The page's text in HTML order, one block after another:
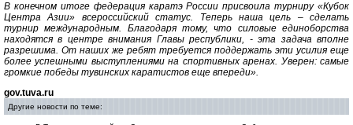
В конечном итоге федерация каратэ России присвоила турниру «Кубок
Центра Азии» всероссийский статус. Теперь наша цель – сделать
турнир международным. Благодаря тому, что силовые единоборства
находятся в центре внимания Главы республики, - эта задача вполне
разрешима. От наших же ребят требуется поддержать эти усилия еще
более успешными выступлениями на спортивных аренах. Уверен: самые
громкие победы тувинских каратистов еще впереди».
gov.tuva.ru
Другие новости по теме: